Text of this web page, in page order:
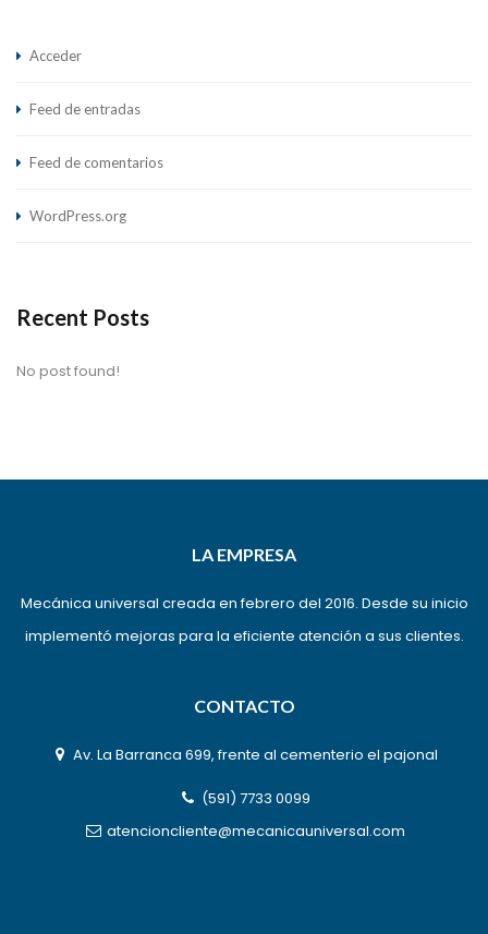
Acceder
Feed de entradas
Feed de comentarios
WordPress.org
Recent Posts
No post found!
LA EMPRESA
Mecánica universal creada en febrero del 2016. Desde su inicio
implementó mejoras para la eficiente atención a sus clientes.
CONTACTO
Av. La Barranca 699, frente al cementerio el pajonal
(591) 7733 0099
atencioncliente@mecanicauniversal.com